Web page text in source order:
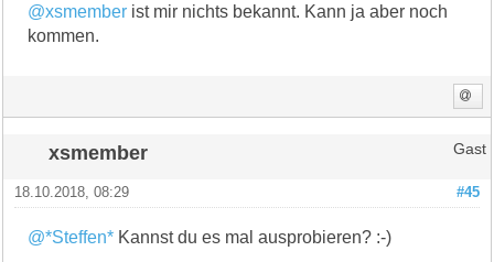
@xsmember ist mir nichts bekannt. Kann ja aber noch
kommen.
xsmember Gast
#45
18.10.2018, 08:29
@*Steffen* Kannst du es mal ausprobieren? :-)